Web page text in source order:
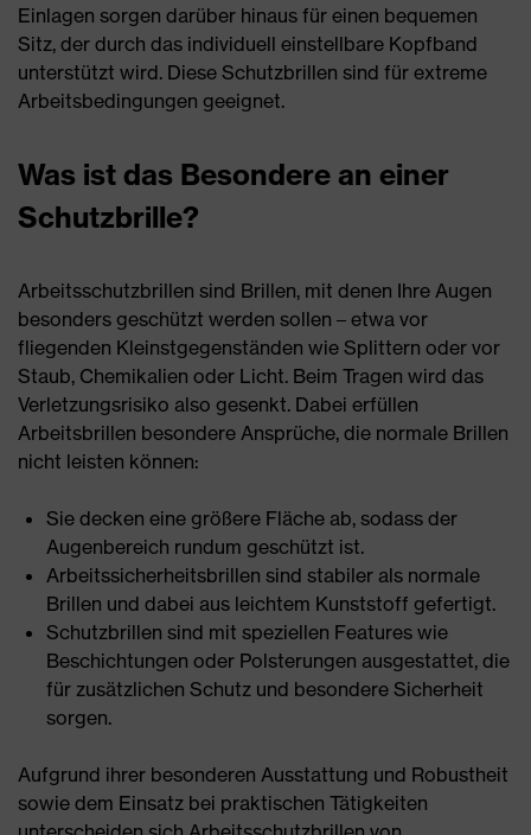
Einlagen sorgen darüber hinaus für einen bequemen
Sitz, der durch das individuell einstellbare Kopfband
unterstützt wird. Diese Schutzbrillen sind für extreme
Arbeitsbedingungen geeignet.
Was ist das Besondere an einer
Schutzbrille?
Arbeitsschutzbrillen sind Brillen, mit denen Ihre Augen
besonders geschützt werden sollen – etwa vor
fliegenden Kleinstgegenständen wie Splittern oder vor
Staub, Chemikalien oder Licht. Beim Tragen wird das
Verletzungsrisiko also gesenkt. Dabei erfüllen
Arbeitsbrillen besondere Ansprüche, die normale Brillen
nicht leisten können:
Sie decken eine größere Fläche ab, sodass der
Augenbereich rundum geschützt ist.
Arbeitssicherheitsbrillen sind stabiler als normale
Brillen und dabei aus leichtem Kunststoff gefertigt.
Schutzbrillen sind mit speziellen Features wie
Beschichtungen oder Polsterungen ausgestattet, die
für zusätzlichen Schutz und besondere Sicherheit
sorgen.
Aufgrund ihrer besonderen Ausstattung und Robustheit
sowie dem Einsatz bei praktischen Tätigkeiten